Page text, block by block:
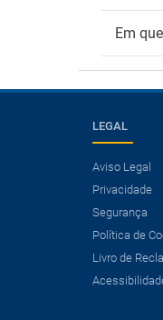
Em
Precisa
Ver ofertas
Poupe mais de
LEGAL
Aviso Legal
Privacidade
Segurança
Política de
Livro de